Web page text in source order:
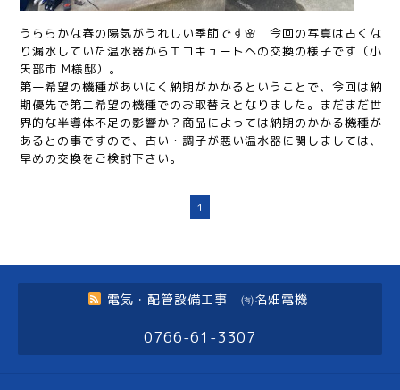
うららかな春の陽気がうれしい季節です🌸 今回の写真は古くな
り漏水していた温水器からエコキュートへの交換の様子です（小
矢部市 M様邸）。
第一希望の機種があいにく納期がかかるということで、今回は納
期優先で第二希望の機種でのお取替えとなりました。まだまだ世
界的な半導体不足の影響か？商品によっては納期のかかる機種が
あるとの事ですので、古い・調子が悪い温水器に関しましては、
早めの交換をご検討下さい。
1
電気・配管設備工事 ㈲名畑電機
0766-61-3307